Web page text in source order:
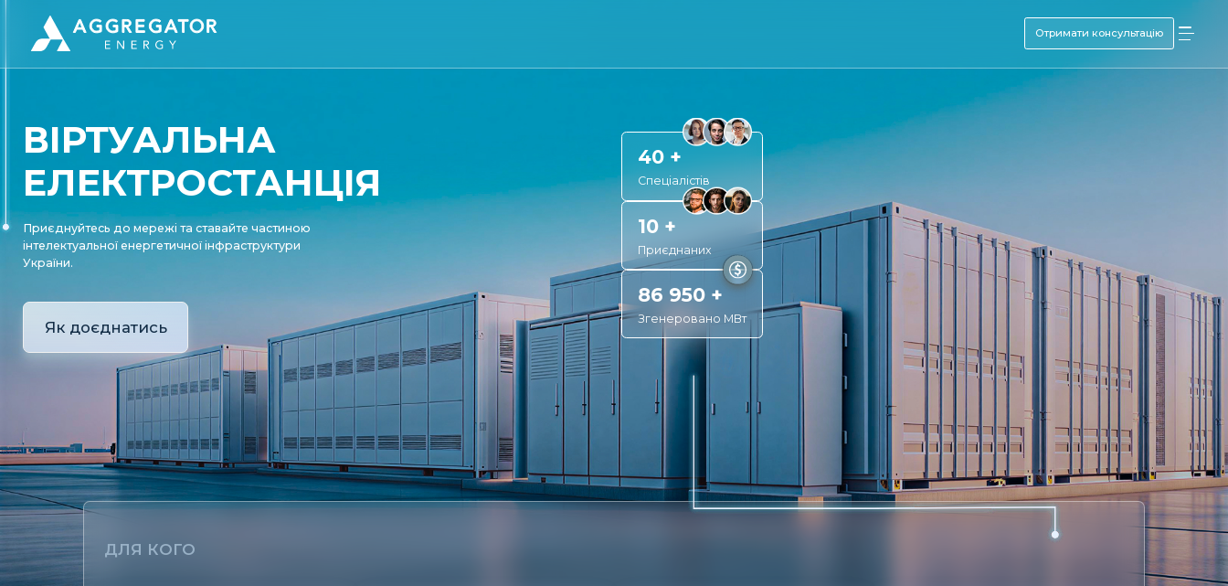
Отримати консультацію
ВІРТУАЛЬНА
ЕЛЕКТРОСТАНЦІЯ
Приєднуйтесь до мережі та ставайте частиною
інтелектуальної енергетичної інфраструктури
України.
Як доєднатись
40 +
Спеціалістів
10 +
Приєднаних
86 950 +
Згенеровано МВт
ДЛЯ КОГО